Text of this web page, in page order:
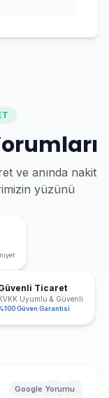
ve anında nakit
yüzünü
Ticaret
Uyumlu & Güvenli
Güven Garantisi
Google Yorumu